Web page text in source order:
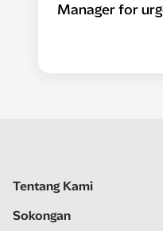
Manager for
Tentang Kami
Syarikat Kami
Sokongan